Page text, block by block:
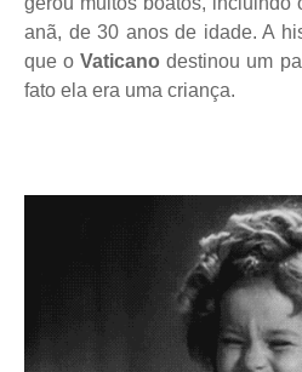
anã, de 30 anos de idade. A
que oVaticano destinou um
fato ela era uma criança.